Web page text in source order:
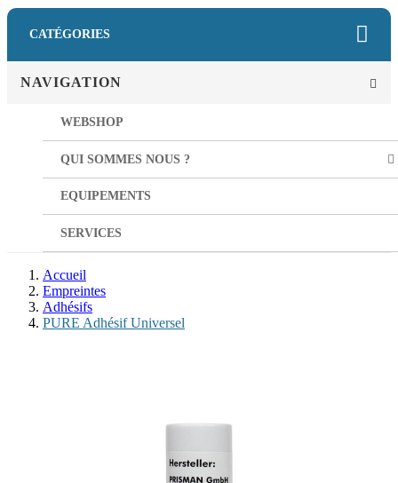
CATÉGORIES
NAVIGATION
WEBSHOP
QUI SOMMES NOUS ?
EQUIPEMENTS
SERVICES
Accueil
Empreintes
Adhésifs
PURE Adhésif Universel